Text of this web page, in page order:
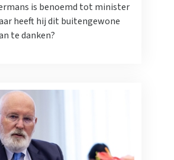
is benoemd tot minister
heeft hij dit buitengewone
te danken?